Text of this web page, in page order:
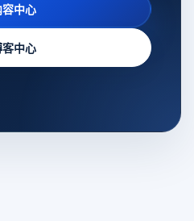
容中心
中心